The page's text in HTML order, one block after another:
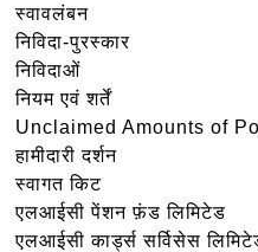
स्वावलंबन
निविदा-पुरस्कार
निविदाओं
नियम एवं शर्तें
Unclaimed Amounts of
हामीदारी दर्शन
स्वागत किट
एलआईसी पेंशन फ़ंड लिमिटेड
एलआईसी कार्ड्स सर्विसेस